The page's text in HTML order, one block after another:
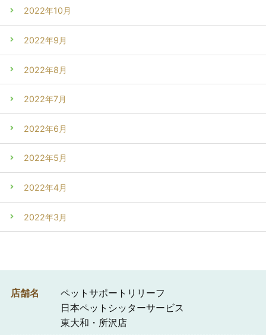
2022年10月
2022年9月
2022年8月
2022年7月
2022年6月
2022年5月
2022年4月
2022年3月
店舗名
ペットサポートリリーフ
日本ペットシッターサービス
東大和・所沢店